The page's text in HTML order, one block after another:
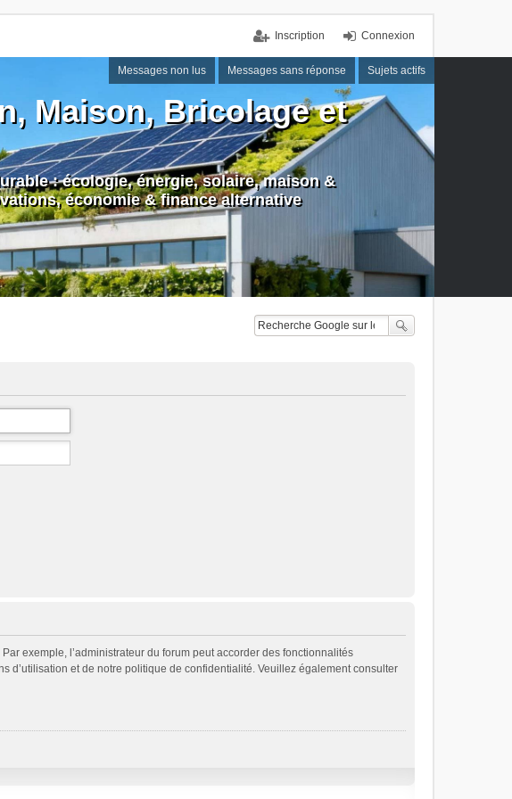
Connexion
Inscription
Messages non lus Messages sans réponse Sujets actifs
Maison, Bricolage et
: écologie, énergie, solaire, maison &
économie & finance alternative
exemple, l’administrateur du forum peut accorder des fonctionnalités
d’utilisation et de notre politique de confidentialité. Veuillez également consulter